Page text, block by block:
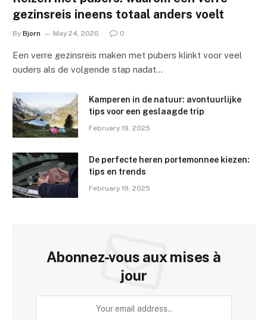
gezinsreis ineens totaal anders voelt
By Bjorn May 24, 2026 0
Een verre gezinsreis maken met pubers klinkt voor veel
ouders als de volgende stap nadat…
Kamperen in de natuur: avontuurlijke
tips voor een geslaagde trip
February 19, 2025
De perfecte heren portemonnee kiezen:
tips en trends
February 19, 2025
Abonnez-vous aux mises à
jour